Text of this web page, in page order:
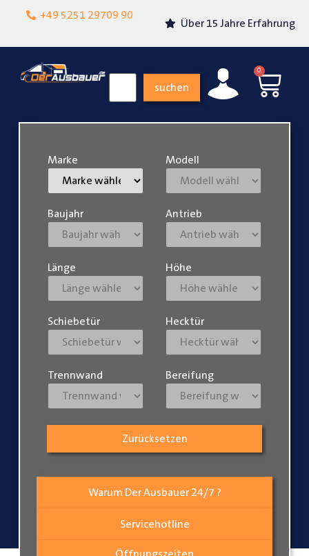
+49 5251 29709 90
Lokalgeschäft in
Über 15 Jahre Erfahrung
suchen
0
Warum Der Ausbauer 24/7 ?
Servicehotline
Marke Modell
Baujahr Antrieb
Länge Höhe
Schiebetür Hecktür
Trennwand Bereifung
Zurücksetzen